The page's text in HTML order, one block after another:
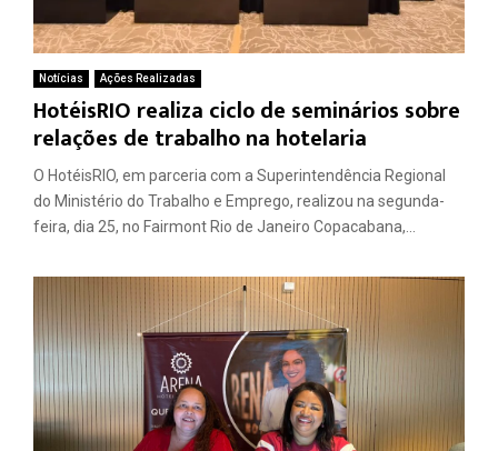
Notícias Ações Realizadas
HotéisRIO realiza ciclo de seminários sobre
relações de trabalho na hotelaria
O HotéisRIO, em parceria com a Superintendência Regional
do Ministério do Trabalho e Emprego, realizou na segunda-
feira, dia 25, no Fairmont Rio de Janeiro Copacabana,...